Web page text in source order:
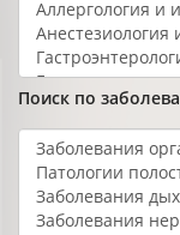
Поиск по